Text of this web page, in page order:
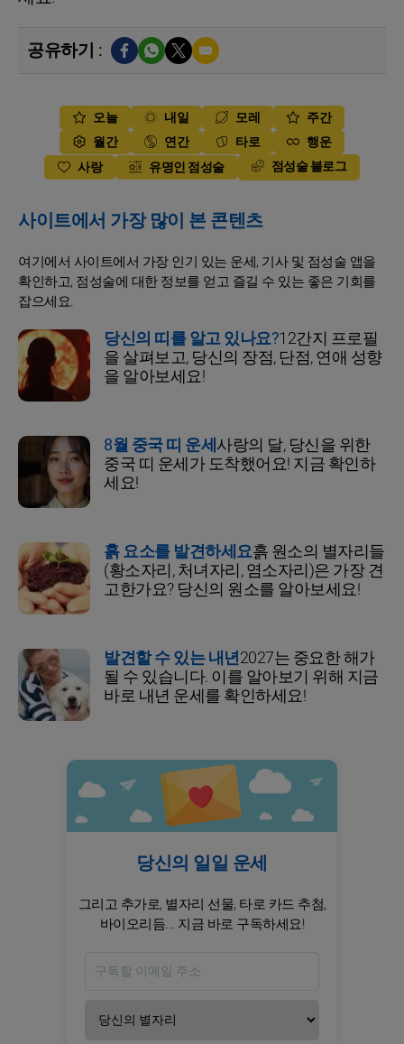
공유하기 :
오늘 내일 모레
주간
월간
연간 타로
행운
사랑
유명인 점성술 점성술 블로그
사이트에서 가장 많이 본 콘텐츠
여기에서 사이트에서 가장 인기 있는 운세, 기사 및 점성술 앱을
확인하고, 점성술에 대한 정보를 얻고 즐길 수 있는 좋은 기회를
잡으세요.
당신의 띠를 알고 있나요?12간지 프로필
을 살펴보고, 당신의 장점, 단점, 연애 성향
을 알아보세요!
8월 중국 띠 운세사랑의 달, 당신을 위한
중국 띠 운세가 도착했어요! 지금 확인하
세요!
흙 요소를 발견하세요흙 원소의 별자리들
(황소자리, 처녀자리, 염소자리)은 가장 견
고한가요? 당신의 원소를 알아보세요!
발견할 수 있는 내년2027는 중요한 해가
될 수 있습니다. 이를 알아보기 위해 지금
바로 내년 운세를 확인하세요!
당신의 일일 운세
그리고 추가로, 별자리 선물, 타로 카드 추첨,
바이오리듬... 지금 바로 구독하세요!